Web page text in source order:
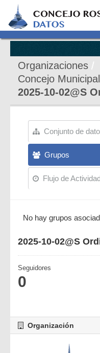
Organizaciones
Concejo
2025-10-02@S
Conjunto de
Grupos
Flujo de
No hay grupos
2025-10-02@S
Seguidores
0
Organización